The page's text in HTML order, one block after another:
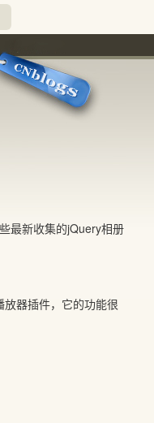
最新收集的jQuery相册
器插件，它的功能很